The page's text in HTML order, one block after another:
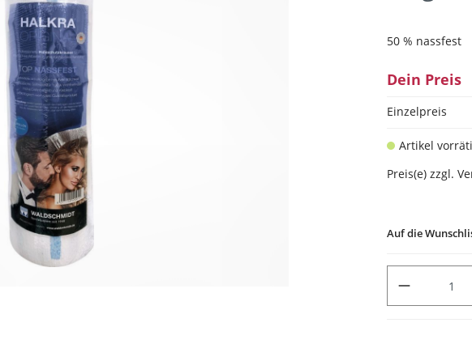
50 % nassfest
Dein Preis
Einzelpreis
Artikel
Preis(e) zzgl.
Auf die